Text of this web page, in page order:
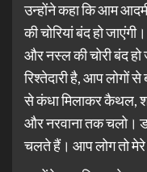
उन्होंने कहा कि आम
की चोरियां बंद हो
और नस्ल की चोरी बंद हो
रिश्तेदारी है, आप लोगों
से कंधा मिलाकर कैथल,
और नरवाना तक चलो।
चलते हैं। आप लोग तो मेरे